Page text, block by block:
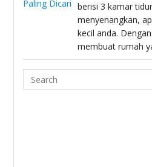
berisi 3 kamar
menyenangkan,
kecil anda.
membuat rumah
Search